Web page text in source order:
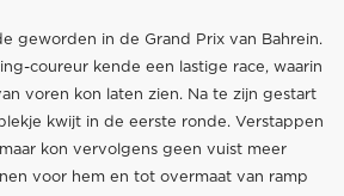
geworden in de Grand Prix van Bahrein.
coureur kende een lastige race, waarin
voren kon laten zien. Na te zijn gestart
kwijt in de eerste ronde. Verstappen
kon vervolgens geen vuist meer
voor hem en tot overmaat van ramp